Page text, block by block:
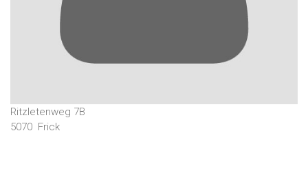
Ritzletenweg 7B
5070 Frick